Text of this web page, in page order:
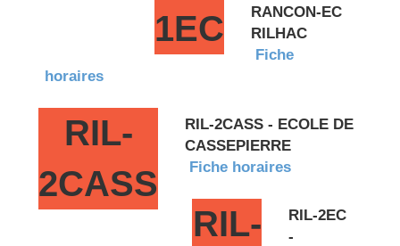
1EC
RANCON-EC
RILHAC
Fiche
horaires
RIL-
2CASS
RIL-2CASS - ECOLE DE
CASSEPIERRE
Fiche horaires
RIL-
RIL-2EC
-